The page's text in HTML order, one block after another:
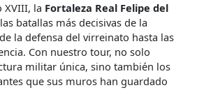
XVIII, la Fortaleza Real Felipe del
batallas más decisivas de la
la defensa del virreinato hasta las
Con nuestro tour, no solo
militar única, sino también los
que sus muros han guardado